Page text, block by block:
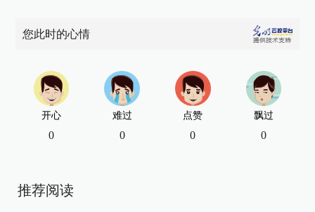
您此时的心情
开心
0
难过
0
点赞
0
飘过
0
推荐阅读